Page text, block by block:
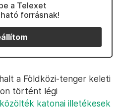
a Telexet
forrásnak!
a Földközi-tenger keleti
történt légi
közölték katonai illetékesek